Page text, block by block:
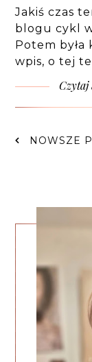
Jakiś czas
blogu cykl
Potem
wpis, o tej
Czytaj
NOWSZE